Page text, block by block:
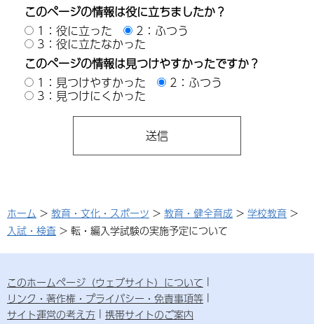
このページの情報は役に立ちましたか？
1：役に立った
2：ふつう
3：役に立たなかった
このページの情報は見つけやすかったですか？
1：見つけやすかった
2：ふつう
3：見つけにくかった
ホーム > 教育・文化・スポーツ > 教育・健全育成 > 学校教育 >
入試・検査 > 転・編入学試験の実施予定について
このホームページ（ウェブサイト）について
リンク・著作権・プライバシー・免責事項等
サイト運営の考え方
携帯サイトのご案内